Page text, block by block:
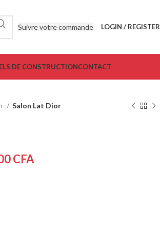
Suivre votre commande LOGIN / REGISTER
DE CONSTRUCTIONCONTACT
Salon Lat Dior
CFA